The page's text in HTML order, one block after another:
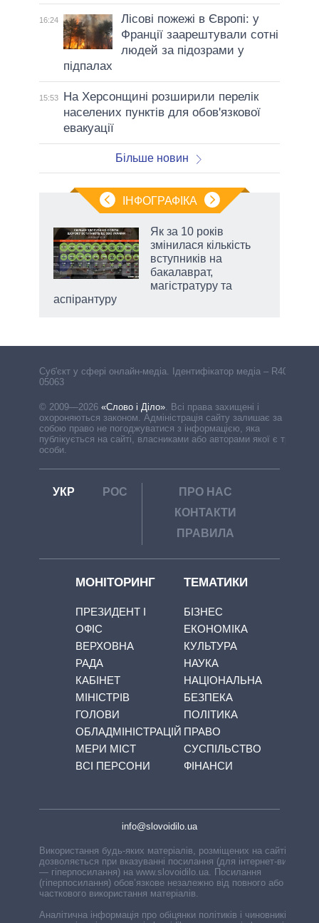
16:24
Лісові пожежі в Європі: у
Франції заарештували сотні
людей за підозрами у
підпалах
15:53
На Херсонщині розширили перелік
населених пунктів для обов'язкової
евакуації
Більше новин
ІНФОГРАФІКА
Як за 10 років
змінилася кількість
вступників на
бакалаврат,
магістратуру та
аспірантуру
Cуб'єкт у сфері онлайн-медіа. Ідентифікатор медіа – R40-
05063
© 2009—2026 «Слово і Діло» Всі права захищені і
охороняються законом. Адміністрація сайту залишає за
собою право не погоджуватися з інформацією, яка
публікується на сайті, власниками або авторами якої є треті
особи.
УКР РОС
ПРО НАС
КОНТАКТИ
ПРАВИЛА
МОНІТОРИНГ
ПРЕЗИДЕНТ І
ОФІС
ВЕРХОВНА
РАДА
КАБІНЕТ
МІНІСТРІВ
ГОЛОВИ
ОБЛАДМІНІСТРАЦІЙ
МЕРИ МІСТ
ВСІ ПЕРСОНИ
ТЕМАТИКИ
БІЗНЕС
ЕКОНОМІКА
КУЛЬТУРА
НАУКА
НАЦІОНАЛЬНА
БЕЗПЕКА
ПОЛІТИКА
ПРАВО
СУСПІЛЬСТВО
ФІНАНСИ
info@slovoidilo.ua
Використання будь-яких матеріалів, розміщених на сайті,
дозволяється при вказуванні посилання (для інтернет-видань
— гіперпосилання) на www.slovoidilo.ua. Посилання
(гіперпосилання) обов’язкове незалежно від повного або
часткового використання матеріалів.
Аналітична інформація про обіцянки політиків і чиновників,